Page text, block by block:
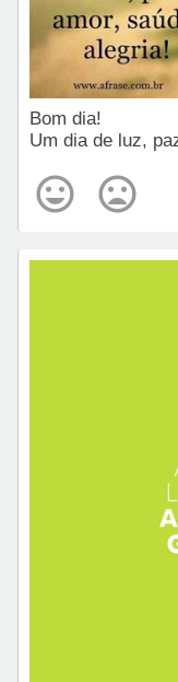
Bom dia!
Um dia de luz,